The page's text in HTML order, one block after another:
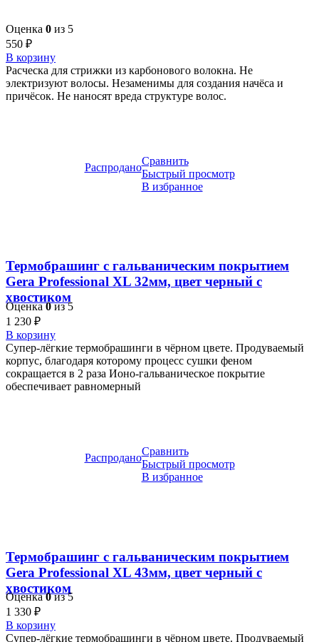
Оценка 0 из 5
550 ₽
В корзину
Расческа для стрижки из карбонового волокна. Не
электризуют волосы. Незаменимы для создания начёса и
причёсок. Не наносят вреда структуре волос.
Распродано
Сравнить
Быстрый просмотр
В избранное
Термобрашинг с гальваническим покрытием
Gera Professional XL 32мм, цвет черный с
хвостиком
Оценка0из 5
1 230 ₽
В корзину
Супер-лёгкие термобрашинги в чёрном цвете. Продуваемый
корпус, благодаря которому процесс сушки феном
сокращается в 2 раза Ионо-гальваническое покрытие
обеспечивает равномерный
Распродано
Сравнить
Быстрый просмотр
В избранное
Термобрашинг с гальваническим покрытием
Gera Professional XL 43мм, цвет черный с
хвостиком
Оценка0из 5
1 330 ₽
В корзину
Супер-лёгкие термобрашинги в чёрном цвете. Продуваемый